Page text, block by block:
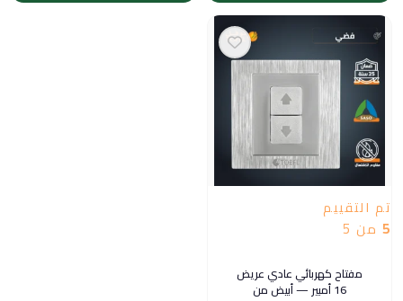
تم التقييم
5 من 5
مفتاح كهربائي عادي عريض
16 أمبير — أبيض من